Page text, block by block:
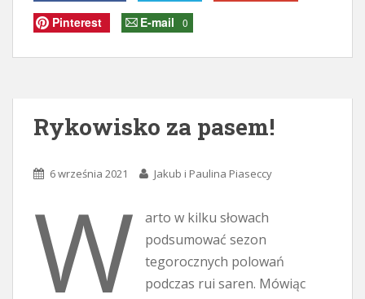
Pinterest E-mail 0
Rykowisko za pasem!
6 września 2021 Jakub i Paulina Piaseccy
W
arto w kilku słowach
podsumować sezon
tegorocznych polowań
podczas rui saren. Mówiąc